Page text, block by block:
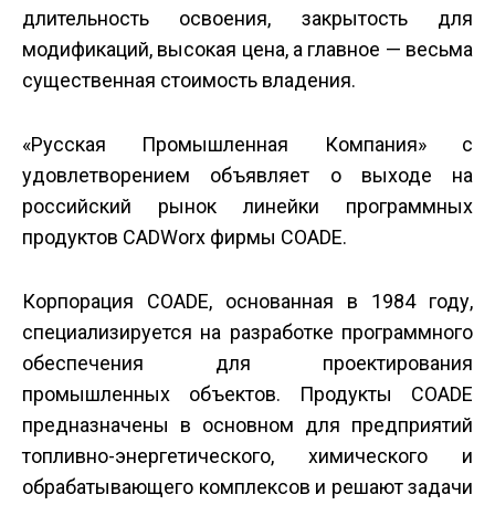
длительность освоения, закрытость для
модификаций, высокая цена, а главное — весьма
существенная стоимость владения.
«Русская Промышленная Компания» с
удовлетворением объявляет о выходе на
российский рынок линейки программных
продуктов CADWorx фирмы COADE.
Корпорация COADE, основанная в 1984 году,
специализируется на разработке программного
обеспечения для проектирования
промышленных объектов. Продукты COADE
предназначены в основном для предприятий
топливно-энергетического, химического и
обрабатывающего комплексов и решают задачи